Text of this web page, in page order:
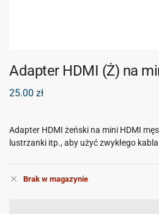
Adapter HDMI (Ż) na
25.00 zł
Adapter HDMI żeński na mini HDMI
lustrzanki itp., aby użyć zwykłego
Brak w magazynie